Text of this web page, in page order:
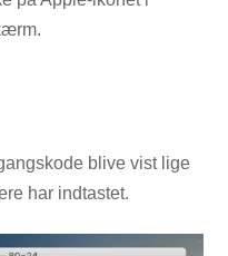
blive vist lige
har indtastet.